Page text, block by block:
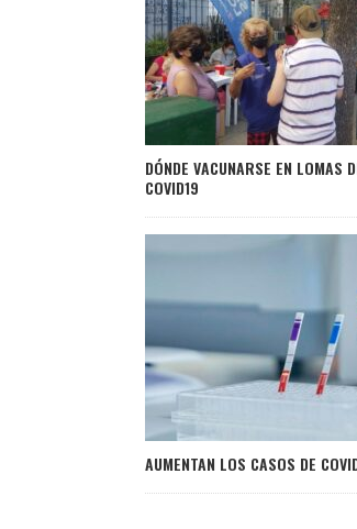
DÓNDE VACUNARSE EN LOMAS
COVID19
AUMENTAN LOS CASOS DE